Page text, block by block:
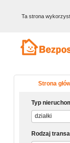
Ta strona
Strona
Typ
działki
Rodzaj